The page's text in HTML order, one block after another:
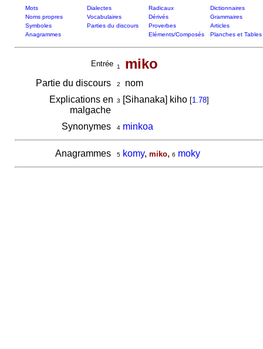
Mots Dialectes Radicaux
Dictionnaires
Noms propres
Vocabulaires Dérivés
Grammaires
Symboles
Parties du discours Proverbes
Articles
Anagrammes
Eléments/Composés Planches et Tables
Entrée 1 miko
Partie du discours 2
nom
Explications en
malgache
3 [Sihanaka] kiho [1.78]
Synonymes 4 minkoa
Anagrammes 5 komy, miko, 6 moky